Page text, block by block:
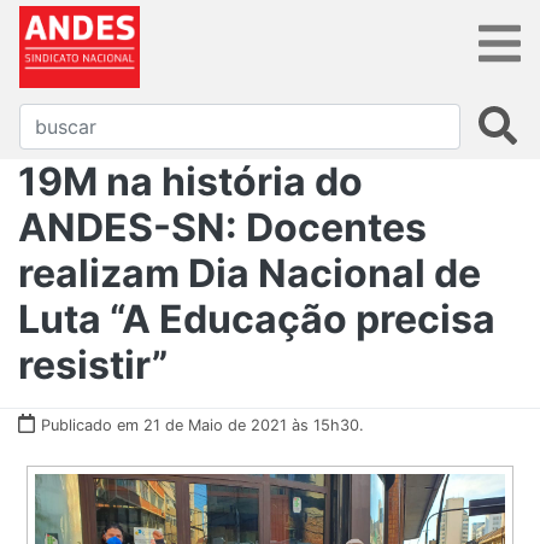
19M na história do
ANDES-SN: Docentes
realizam Dia Nacional de
Luta “A Educação precisa
resistir”
Publicado em 21 de Maio de 2021 às 15h30.